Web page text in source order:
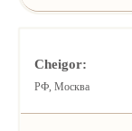
Cheigor:
РФ, Москва